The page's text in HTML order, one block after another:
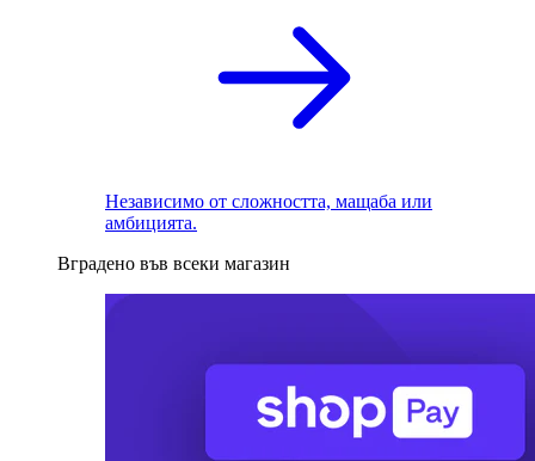
Независимо от сложността, мащаба или
амбицията.
Вградено във всеки магазин